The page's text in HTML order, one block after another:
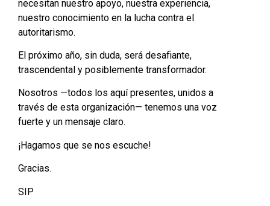
necesitan nuestro apoyo, nuestra experiencia,
nuestro conocimiento en la lucha contra el
autoritarismo.
El próximo año, sin duda, será desafiante,
trascendental y posiblemente transformador.
Nosotros —todos los aquí presentes, unidos a
través de esta organización— tenemos una voz
fuerte y un mensaje claro.
¡Hagamos que se nos escuche!
Gracias.
SIP